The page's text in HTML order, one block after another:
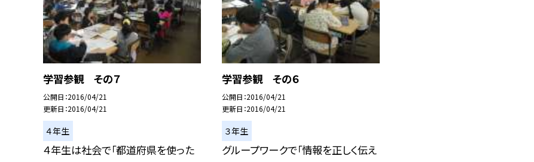
学習参観 その７
公開日 2016/04/21
更新日 2016/04/21
４年生
４年生は社会で「都道府県を使った
学習参観 その６
公開日 2016/04/21
更新日 2016/04/21
３年生
グループワークで「情報を正しく伝え